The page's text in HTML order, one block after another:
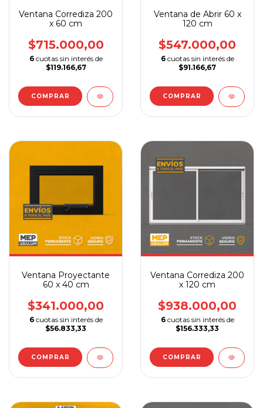
Ventana Corrediza 200
x 60 cm
$715.000,00
6 cuotas sin interés de
$119.166,67
COMPRAR
Ventana de Abrir 60 x
120 cm
$547.000,00
6 cuotas sin interés de
$91.166,67
COMPRAR
Ventana Proyectante
60 x 40 cm
$341.000,00
6 cuotas sin interés de
$56.833,33
COMPRAR
Ventana Corrediza 200
x 120 cm
$938.000,00
6 cuotas sin interés de
$156.333,33
COMPRAR